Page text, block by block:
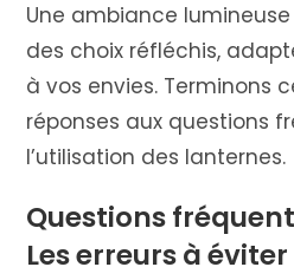
Une ambiance
des choix réfléchis,
à vos envies. Terminons
réponses aux questions
l’utilisation des lanternes.
Questions
Les erreurs à